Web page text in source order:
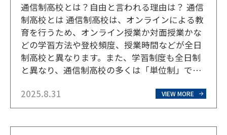
通信制高校とは？自由と言われる理由は？ 通信
制高校とは 通信制高校は、オンラインによる教
育を行うため、オンライン授業か対面授業かな
どの学習方法や登校頻度、授業時間などが全日
制高校と異なります。また、学習制度も全日制
と異なり、通信制高校の多くは「単位制」で、3
で、留年などはなく、あせらず自分のペースで
取り組むことができます。このように単位の修
2025.8.31 VIEW MORE